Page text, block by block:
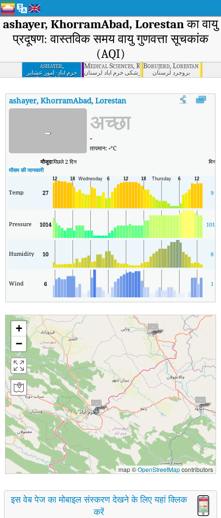
ashayer, KhorramAbad, Lorestanका वायु
प्रदूषण: वास्तविक समय वायु गुणवत्ता सूचकांक
(AQI)
ashayer,
KhorramAbad,
Lorestan
خرم آباد- امور عشایر
خرم آباد لرستان
Medical Sciences, KhorramAbad, Lorestan
علوم پزشکی خرم آباد لرستان
Borujerd, Lorestan
بروجرد لرستان
ashayer, KhorramAbad, Lorestan ashayer,
- अच्छा
-
तापमान:-°C
मौजूदापिछले 2 दिन मिन
मौसम की जानकारी
Temp 27 9
Pressure 1014 1010
Humidity 10 8
Wind 6 1
+
−
map ©OpenStreetMapcontributors
इस वेब पेज का मोबाइल संस्करण देखने के लिए यहां क्लिक
करें